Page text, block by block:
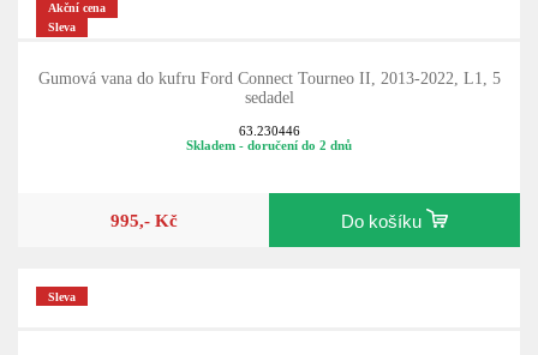
Akční cena
Sleva
Gumová vana do kufru Ford Connect Tourneo II, 2013-2022, L1, 5
sedadel
63.230446
Skladem - doručení do 2 dnů
995,- Kč Do košíku
Sleva